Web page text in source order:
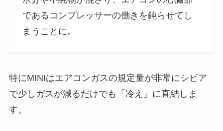
であるコンプレッサーの働きを鈍らせてし
まうことに。
特にMINIはエアコンガスの規定量が非常にシビア
で少しガスが減るだけでも「冷え」に直結しま
す。